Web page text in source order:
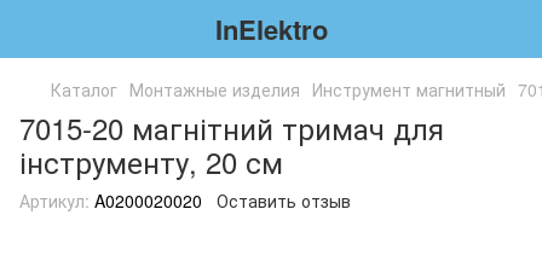
InElektro
Каталог Монтажные изделия Инструмент магнитный
7015-20 магнітний тримач для
інструменту, 20 см
Артикул: A0200020020 Оставить отзыв